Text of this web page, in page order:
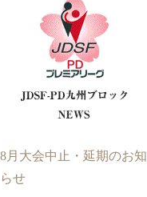
8月大会中止・延期のお知
らせ